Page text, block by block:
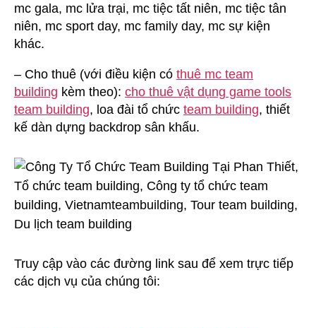
mc gala, mc lửa trại, mc tiệc tất niên, mc tiệc tân
niên, mc sport day, mc family day, mc sự kiện
khác.
– Cho thuê (với điều kiện có thuê mc team
building kèm theo): cho thuê vật dụng game tools
team building, loa đài tổ chức team building, thiết
kế dàn dựng backdrop sân khấu.
Truy cập vào các đường link sau để xem trực tiếp
các dịch vụ của chúng tôi: